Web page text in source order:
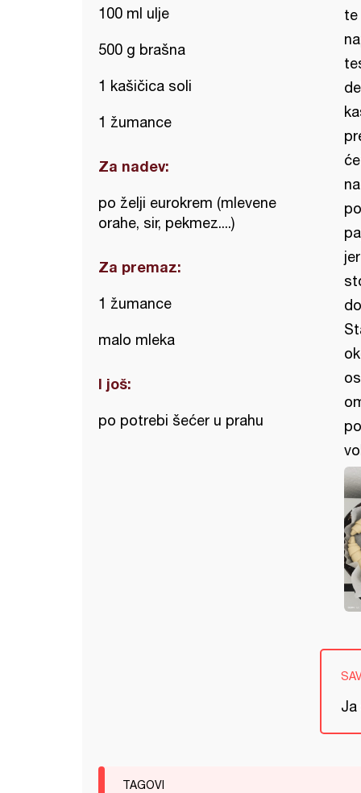
100 ml ulje
500 g brašna
1 kašičica soli
1 žumance
Za nadev:
po želji eurokrem (mlevene
orahe, sir, pekmez....)
Za premaz:
1 žumance
malo mleka
I još:
po potrebi šećer u prahu
te
Ja
TAGOVI